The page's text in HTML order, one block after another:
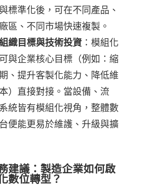
標準化後，可在不同產品、
區、不同市場快速複製。
織目標與技術投資：模組化
與企業核心目標（例如：縮
、提升客製化能力、降低維
）直接對接。當設備、流
統皆有模組化視角，整體數
便能更易於維護、升級與擴
建議：製造企業如何啟
數位轉型？